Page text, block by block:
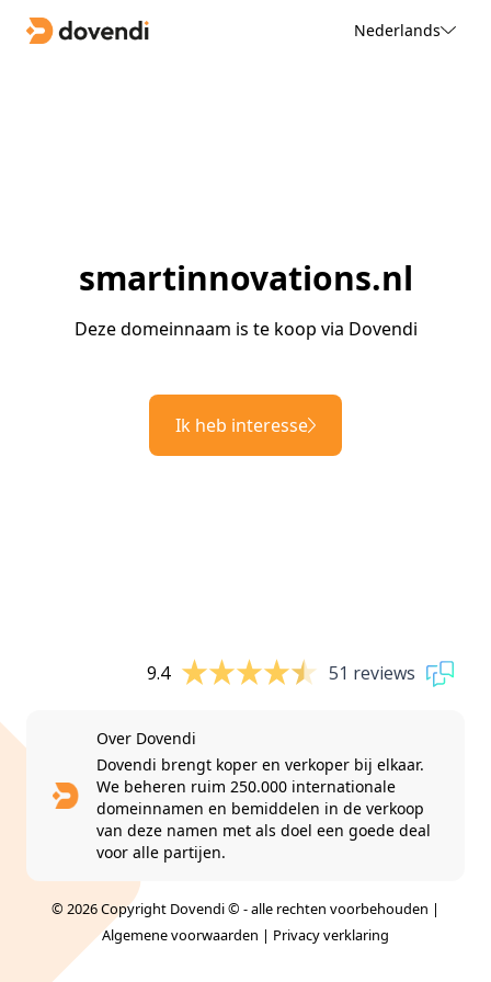
Nederlands
smartinnovations.nl
Deze domeinnaam is te koop via Dovendi
Ik heb interesse
9.4 51 reviews
Over Dovendi
Dovendi brengt koper en verkoper bij elkaar.
We beheren ruim 250.000 internationale
domeinnamen en bemiddelen in de verkoop
van deze namen met als doel een goede deal
voor alle partijen.
© 2026 Copyright Dovendi © - alle rechten voorbehouden |
Algemene voorwaarden | Privacy verklaring